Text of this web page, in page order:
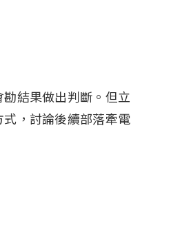
結果做出判斷。但立
，討論後續部落牽電